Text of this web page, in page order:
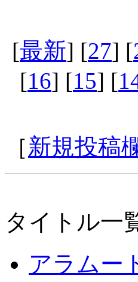
[最新] [27] [
[16] [15] [
［新規投稿
タイトル一
アラムー